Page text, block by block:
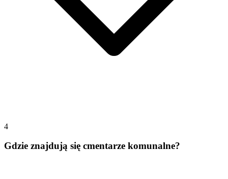
4
Gdzie znajdują się cmentarze komunalne?